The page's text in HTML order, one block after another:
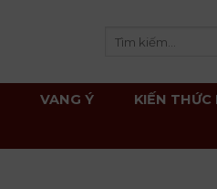
VANG Ý KIẾN THỨC